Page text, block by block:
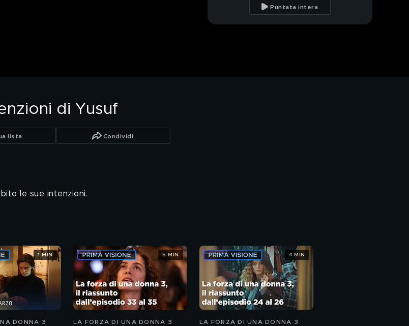
Puntata intera
di Yusuf
lista Condividi
le sue intenzioni.
DONNA 3
1 MIN
LA FORZA DI UNA DONNA 3
5 MIN
LA FORZA DI UNA DONNA 3
4 MIN